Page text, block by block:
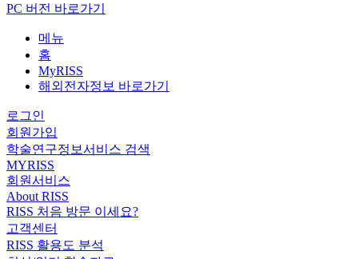
PC 버전 바로가기
메뉴
홈
MyRISS
해외전자정보 바로가기
로그인
회원가입
학술연구정보서비스 검색
MYRISS
회원서비스
About RISS
RISS 처음 방문 이세요?
고객센터
RISS 활용도 분석